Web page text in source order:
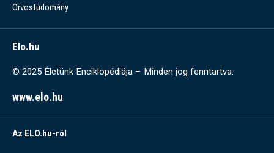
Orvostudomány
Elo.hu
© 2025 Életünk Enciklopédiája – Minden jog fenntartva.
www.elo.hu
Az ELO.hu-ról